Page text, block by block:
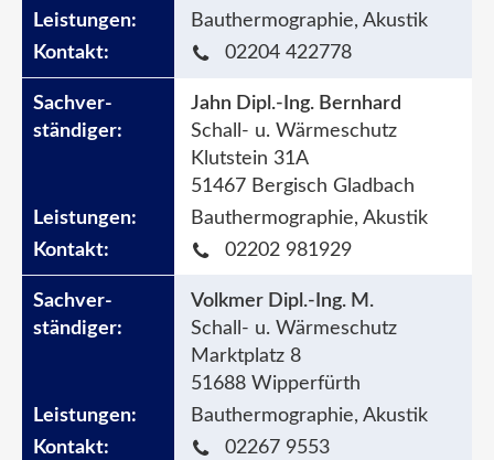
Bauthermographie, Akustik
02204 422778
Jahn Dipl.-Ing. Bernhard
Schall- u. Wärmeschutz
Klutstein 31A
51467 Bergisch Gladbach
Bauthermographie, Akustik
02202 981929
Volkmer Dipl.-Ing. M.
Schall- u. Wärmeschutz
Marktplatz 8
51688 Wipperfürth
Bauthermographie, Akustik
02267 9553